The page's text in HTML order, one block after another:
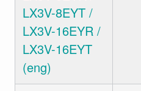
LX3V-8EYT /
LX3V-16EYR /
LX3V-16EYT
(eng)